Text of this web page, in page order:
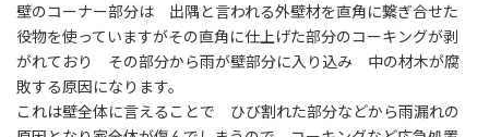
壁のコーナー部分は 出隅と言われる外壁材を直角に繋ぎ合せた
役物を使っていますがその直角に仕上げた部分のコーキングが剥
がれており その部分から雨が壁部分に入り込み 中の材木が腐
敗する原因になります。
これは壁全体に言えることで ひび割れた部分などから雨漏れの